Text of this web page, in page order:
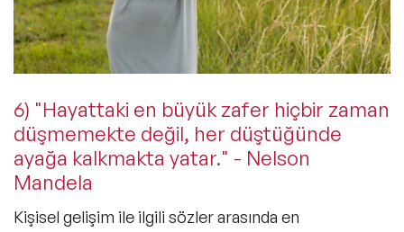
6) "Hayattaki en büyük zafer hiçbir zaman
düşmemekte değil, her düştüğünde
ayağa kalkmakta yatar." - Nelson
Mandela
Kişisel gelişim ile ilgili sözlerarasında en